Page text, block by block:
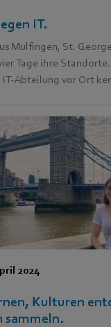
IT.
Mulfingen, St.
Tage ihre
IT-Abteilung vor Ort
2024
Kulturen
sammeln.